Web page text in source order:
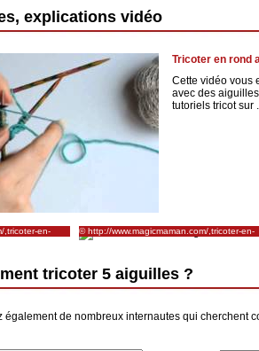
explications vidéo
Tricoter en rond
Cette vidéo vous
avec des
tutoriels tricot sur
,tricoter-en-
jeu-de-4-ou-
© http://www.magicmaman.com/,tricoter-en-
rond-tricoter-en-rond-a-l-aide-d-un-jeu-de-4-
tricoter 5 aiguilles ?
également de nombreux internautes qui cherchent